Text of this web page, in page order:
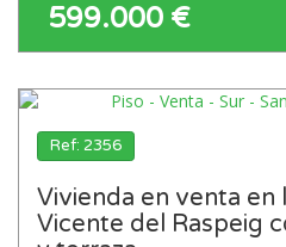
599.000 €
Ref: 2356
Vivienda en venta en
Vicente del Raspeig